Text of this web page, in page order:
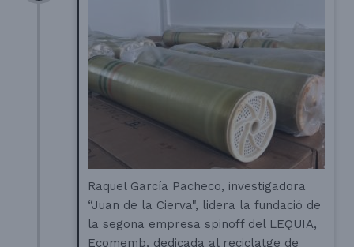
Raquel García Pacheco, investigadora
“Juan de la Cierva", lidera la fundació de
la segona empresa spinoff del LEQUIA,
Ecomemb, dedicada al reciclatge de